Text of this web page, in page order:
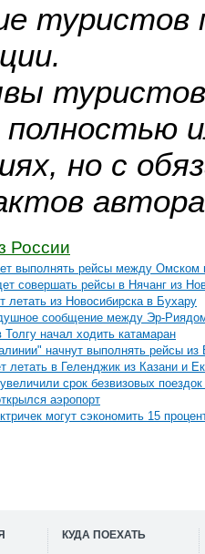
туристов
но с
России
выполнять рейсы между Омском
совершать рейсы в Нячанг из
летать из Новосибирска в Бухару
сообщение между Эр-
начал ходить катамаран
начнут выполнять рейсы из
летать в Геленджик из Казани и
срок безвизовых
аэропорт
могут сэкономить 15
КУДА ПОЕХАТЬ